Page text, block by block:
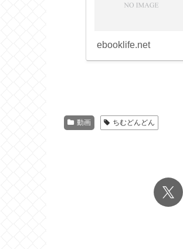
ebooklife.net
動画 ちむどんどん